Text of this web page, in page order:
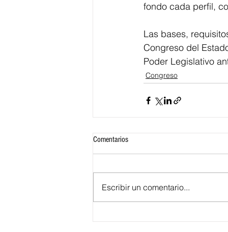
fondo cada perfil,
Las bases,
Congreso del
Poder Legislativo
Congreso
Comentarios
Escribir un comentario...